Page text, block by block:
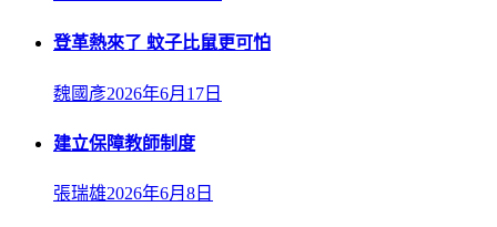
登革熱來了 蚊子比鼠更可怕
魏國彥2026年6月17日
建立保障教師制度
張瑞雄2026年6月8日